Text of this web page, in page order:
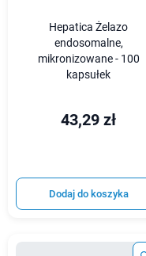
Hepatica Żelazo
endosomalne,
mikronizowane - 100
kapsułek
43,29 zł
Dodaj do koszyka